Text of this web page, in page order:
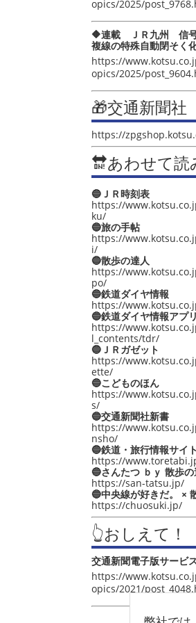
opics/2025/
🔶連載 ＪＲ九州 信号
複線の特殊自動閉そく
https://
opics/2025/
🎁交通新聞
https://
🔛あわせて読
🔵ＪＲ時刻表
https://
ku/
🔵旅の手帖
https://
i/
🔵散歩の達人
https://
po/
🔵鉄道ダイヤ情報
https://
🔵鉄道ダイヤ情報アプリ
https://
l_contents/tdr/
🔵ＪＲガゼット
https://
ette/
🔵こどものほん
https://
s/
🔵交通新聞社新書
https://
nsho/
🔵鉄道・旅行情報サイ
https://
🔵さんたつ ｂｙ 散歩の
https://san-tatsu.jp/
🔵中央線が好きだ。 ×
https://chuosuki.jp/
👆おしえて
交通新聞電子版サービ
https://
opics/2021/